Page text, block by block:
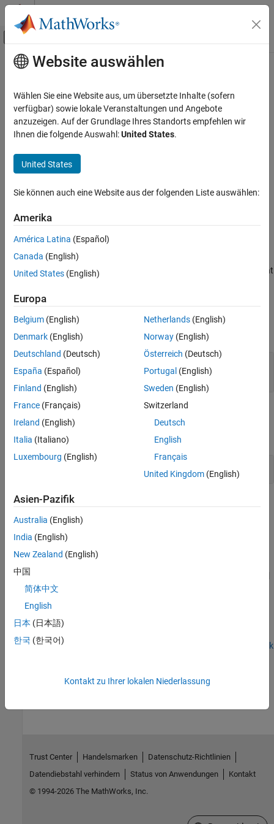
Weiter zum Inhalt
Umschaltung für Off-Canvas-
Startseite der Dokumentation
SimEvents
Block Authoring
Discrete-Event System Objects
eventDestroy
Description
Output Arguments
Examples
Version History
See Also
Hauptinhalt
eventDestroy
Class:matlab.DiscreteEventSystem
Namespace:matlab
expand all in page
Syntax
Description
event =eventDestroy()
can then schedule this event by returning it as an output argument
Output Arguments
expand all
— Event
MATLAB
Examples
expand all
Destroy Entity in Current Event Action Context
Version History
Introduced in R2016a
See Also
cancelDestroy
cancelTimer
eventTimer
Topics
Create Custom Blocks Using MATLAB Discrete-Event System Block
Website auswählen
Wählen Sie eine Website aus, um übersetzte Inhalte (sofern
verfügbar) sowie lokale Veranstaltungen und Angebote
anzuzeigen. Auf der Grundlage Ihres Standorts empfehlen wir
Ihnen die folgende Auswahl:United States.
United States
Sie können auch eine Website aus der folgenden Liste auswählen:
Amerika
América Latina (Español)
Canada (English)
United States (English)
Europa
Belgium (English)
Denmark (English)
Deutschland (Deutsch)
España (Español)
Finland (English)
France (Français)
Ireland (English)
Italia (Italiano)
Luxembourg (English)
Netherlands(English)
Norway(English)
Österreich (Deutsch)
Portugal (English)
Sweden (English)
Switzerland
Deutsch
English
Français
United Kingdom(English)
Asien-Pazifik
Australia (English)
India (English)
New Zealand (English)
中国
简体中文
English
日本 (日本語)
한국 (한국어)
Kontakt zu Ihrer lokalen Niederlassung
Trust Center Handelsmarken
Datenschutz-Richtlinien
Datendiebstahl verhindern
Status von Anwendungen
Kontakt
© 1994-2026 The MathWorks, Inc.